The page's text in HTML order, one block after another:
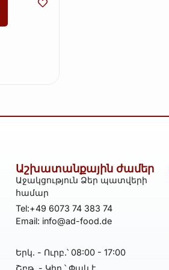
Աշխատանքային ժամեր
Աջակցություն Ձեր պատվերի
համար
Tel:+49 6073 74 383 74
Email: info@ad-food.de
Երկ․ - Ուրբ․՝ 08:00 - 17:00
Շբթ․ - Կիր․՝ Փակ է